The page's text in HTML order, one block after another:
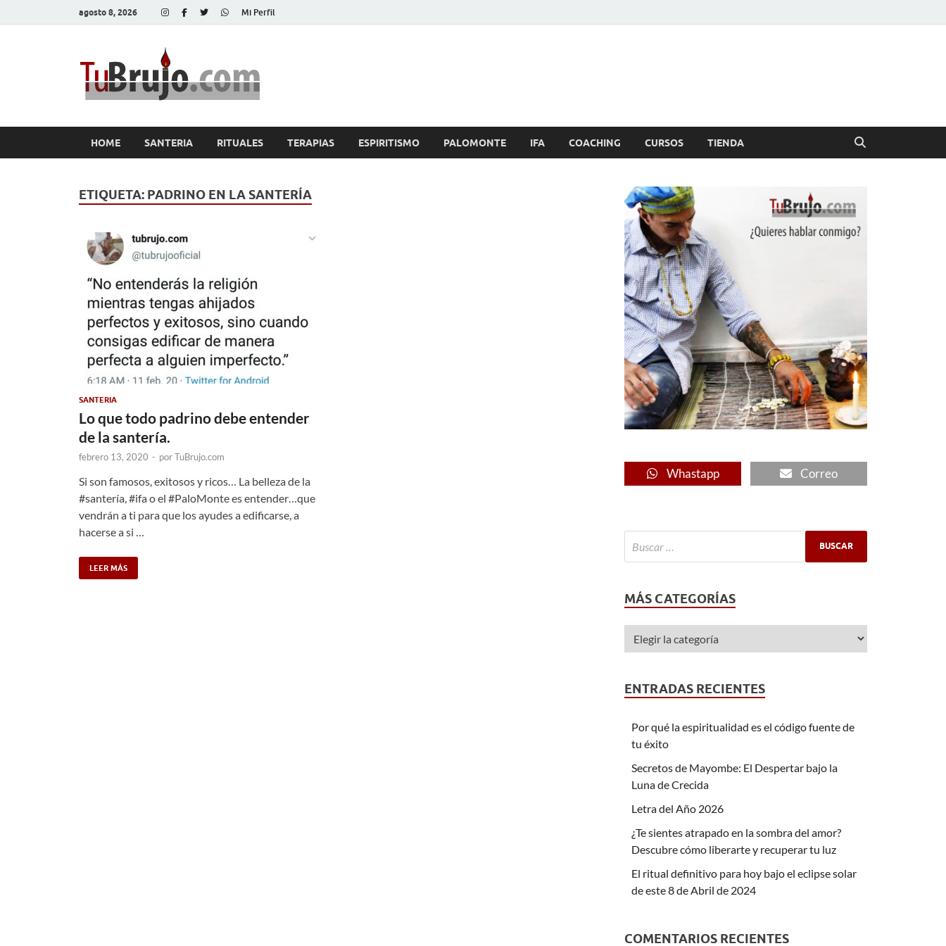
agosto 8, 2026 Mi Perfil
HOME SANTERIA RITUALES TERAPIAS ESPIRITISMO PALOMONTE IFA COACHING CURSOS TIENDA
ETIQUETA: PADRINO EN LA SANTERÍA
SANTERIA
Lo que todo padrino debe entender
de la santería.
febrero 13, 2020 - porTuBrujo.com
Si son famosos, exitosos y ricos… La belleza de la
#santería, #ifa o el #PaloMonte es entender…que
vendrán a ti para que los ayudes a edificarse, a
hacerse a si …
LEER MÁS
Whastapp Correo
MÁS CATEGORÍAS
ENTRADAS RECIENTES
Por qué la espiritualidad es el código fuente de
tu éxito
Secretos de Mayombe: El Despertar bajo la
Luna de Crecida
Letra del Año 2026
¿Te sientes atrapado en la sombra del amor?
Descubre cómo liberarte y recuperar tu luz
El ritual definitivo para hoy bajo el eclipse solar
de este 8 de Abril de 2024
COMENTARIOS RECIENTES